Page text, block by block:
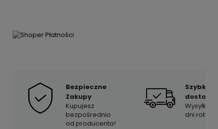
Bezpieczne
Zakupy
Kupujesz
bezpośrednio
od producenta!
Szybka
dostawa
Wysyłka
dni